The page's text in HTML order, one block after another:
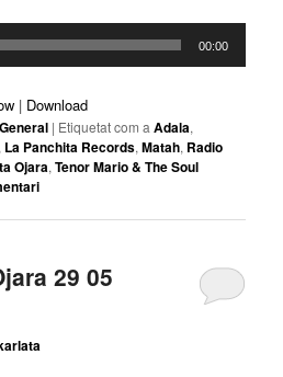
00:00
| Download
General | Etiquetat com a Adala,
La Panchita Records,Matah, Radio
Ojara,Tenor Mario & The Soul
29 05